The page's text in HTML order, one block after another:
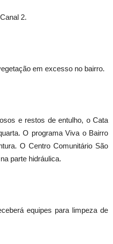
2.
em excesso no bairro.
e restos de entulho, o Cata
O programa Viva o Bairro
O Centro Comunitário São
parte hidráulica.
equipes para limpeza de